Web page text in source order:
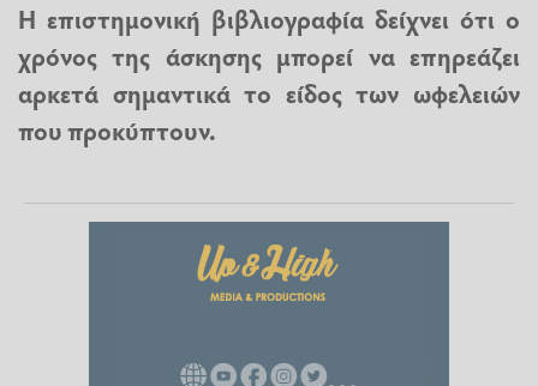
Η επιστημονική βιβλιογραφία δείχνει ότι ο
χρόνος της άσκησης μπορεί να επηρεάζει
αρκετά σημαντικά το είδος των ωφελειών
που προκύπτουν.